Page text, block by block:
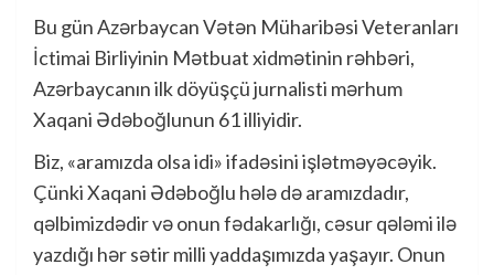
Bu gün Azərbaycan Vətən Müharibəsi Veteranları
İctimai Birliyinin Mətbuat xidmətinin rəhbəri,
Azərbaycanın ilk döyüşçü jurnalisti mərhum
Xaqani Ədəboğlunun 61 illiyidir.
Biz, «aramızda olsa idi» ifadəsini işlətməyəcəyik.
Çünki Xaqani Ədəboğlu hələ də aramızdadır,
qəlbimizdədir və onun fədakarlığı, cəsur qələmi ilə
yazdığı hər sətir milli yaddaşımızda yaşayır. Onun